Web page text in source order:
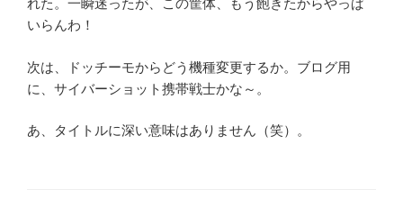
れた。一瞬迷ったが、この筐体、もう飽きたからやっぱ
いらんわ！
次は、ドッチーモからどう機種変更するか。ブログ用
に、サイバーショット携帯戦士かな～。
あ、タイトルに深い意味はありません（笑）。